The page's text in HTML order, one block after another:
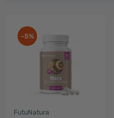
-5%
FutuNatura